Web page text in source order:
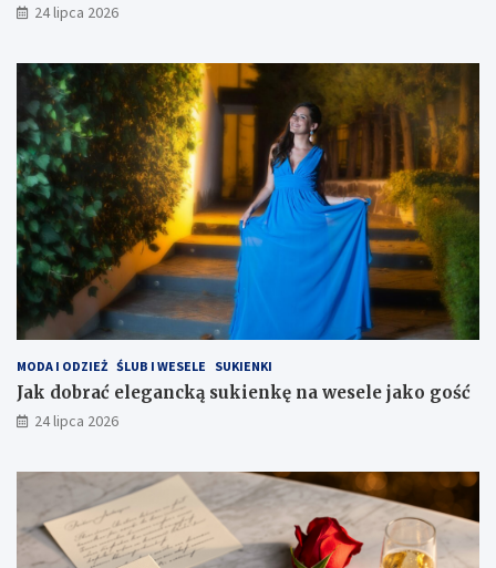
24 lipca 2026
MODA I ODZIEŻ ŚLUB I WESELE SUKIENKI
Jak dobrać elegancką sukienkę na wesele jako gość
24 lipca 2026